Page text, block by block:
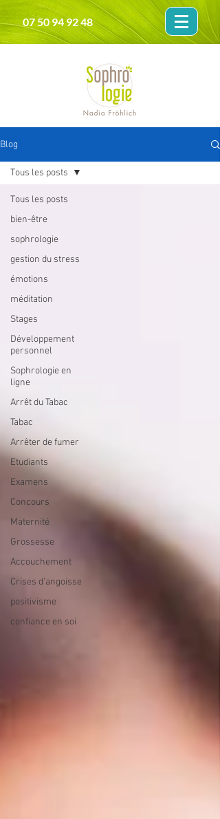
07 50 94 92 48
Blog
Tous les posts
bien-être
sophrologie
gestion du stress
émotions
méditation
Stages
Développement
personnel
Sophrologie en
ligne
Arrêt du Tabac
Tabac
Arrêter de fumer
Etudiants
Examens
Concours
Maternité
Grossesse
Accouchement
Crises d'angoisse
positivisme
confiance en soi
Tous les posts